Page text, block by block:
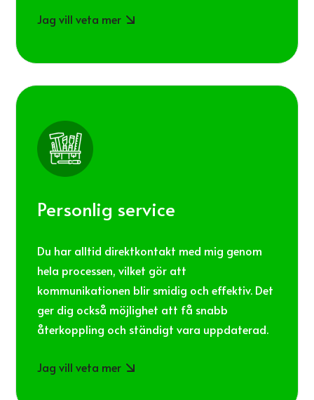
Jag vill veta mer
Personlig service
Du har alltid direktkontakt med mig genom
hela processen, vilket gör att
kommunikationen blir smidig och effektiv. Det
ger dig också möjlighet att få snabb
återkoppling och ständigt vara uppdaterad.
Jag vill veta mer